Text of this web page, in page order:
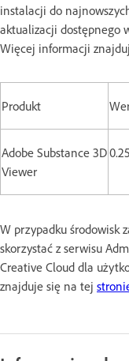
instalacji do
aktualizacji dostępnego
Więcej informacji
Produkt
Adobe Substance 3D
Viewer
W przypadku środowisk
skorzystać z serwisu
Creative Cloud dla
znajduje się na tej